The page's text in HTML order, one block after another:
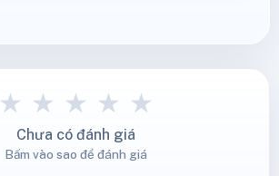
★ ★ ★ ★ ★
Chưa có đánh giá
Bấm vào sao để đánh giá